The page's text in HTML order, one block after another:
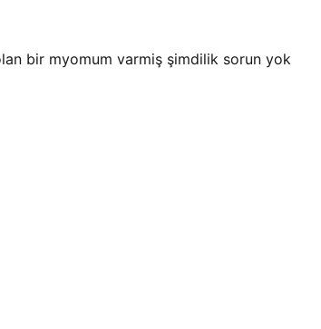
bir myomum varmiş şimdilik sorun yok